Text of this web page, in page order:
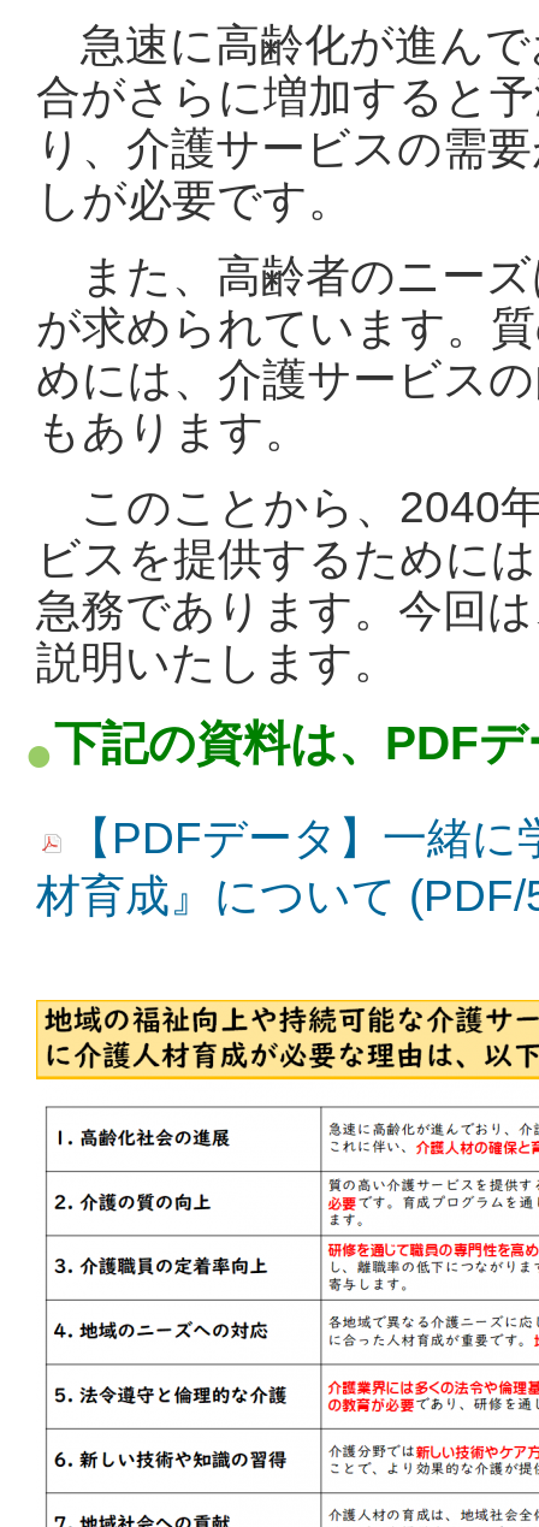
急速に高齢化が進ん
合がさらに増加すると
り、介護サービスの需
しが必要です。
また、高齢者のニー
が求められています。
めには、介護サービス
もあります。
このことから、 2040
ビスを提供するために
急務であります。今回
説明いたします。
下記の資料は、PDF
【PDFデータ】一緒
材育成』について